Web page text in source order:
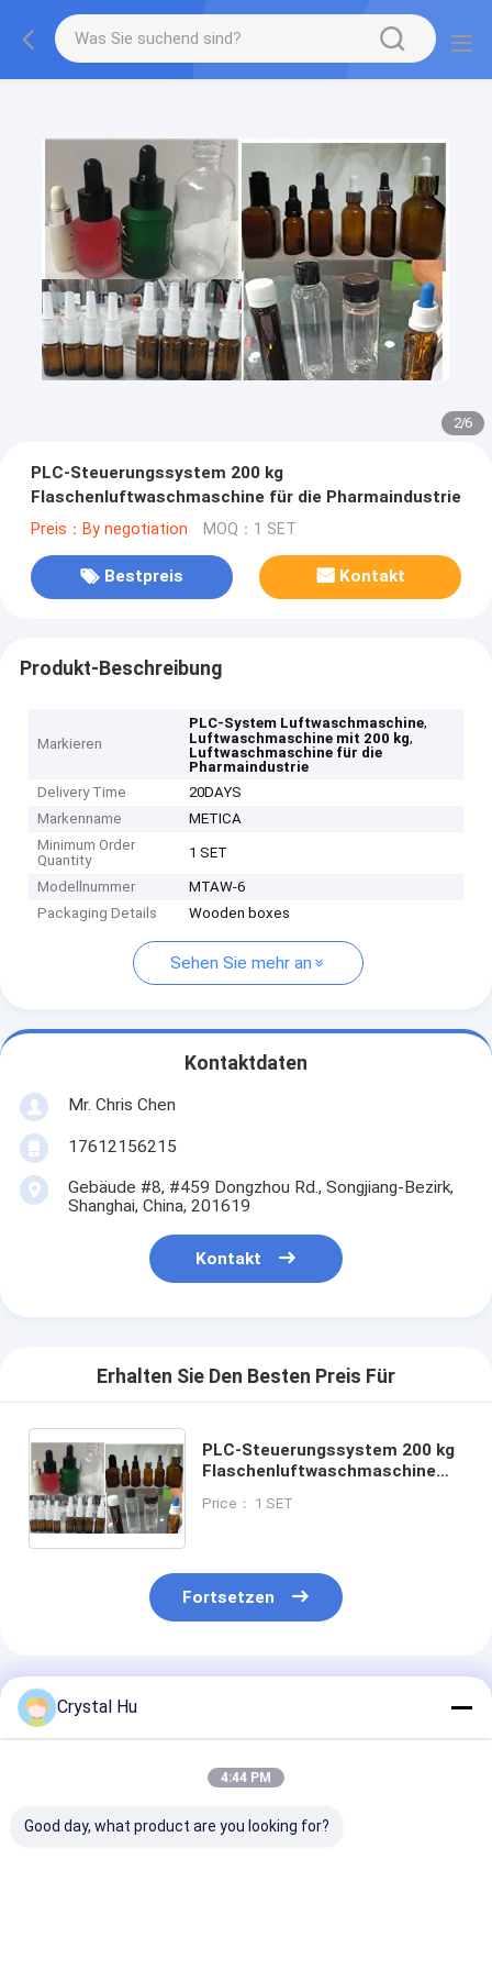
2/6
PLC-Steuerungssystem 200 kg
Flaschenluftwaschmaschine für die Pharmaindustrie
Preis：By negotiation MOQ：1 SET
Bestpreis Kontakt
Produkt-Beschreibung
Markieren
PLC-System Luftwaschmaschine,
Luftwaschmaschine mit 200 kg,
Luftwaschmaschine für die
Pharmaindustrie
Delivery Time
20DAYS
Markenname
METICA
Minimum Order
Quantity
1 SET
Modellnummer
MTAW-6
Packaging Details
Wooden boxes
Sehen Sie mehr an
Kontaktdaten
Mr. Chris Chen
17612156215
Gebäude #8, #459 Dongzhou Rd., Songjiang-Bezirk,
Shanghai, China, 201619
Kontakt
Erhalten Sie Den Besten Preis Für
PLC-Steuerungssystem 200 kg
Flaschenluftwaschmaschine
Price： 1 SET
Fortsetzen
Empfohlene Produkte
Crystal Hu
4:44 PM
Good day, what product are you looking for?